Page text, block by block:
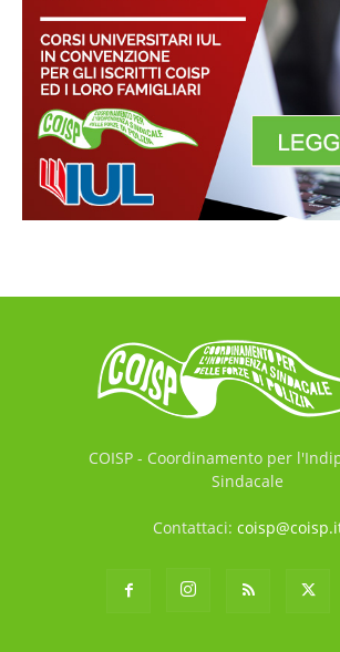
COISP - Coordinamento per
Sindacale
Contattaci: